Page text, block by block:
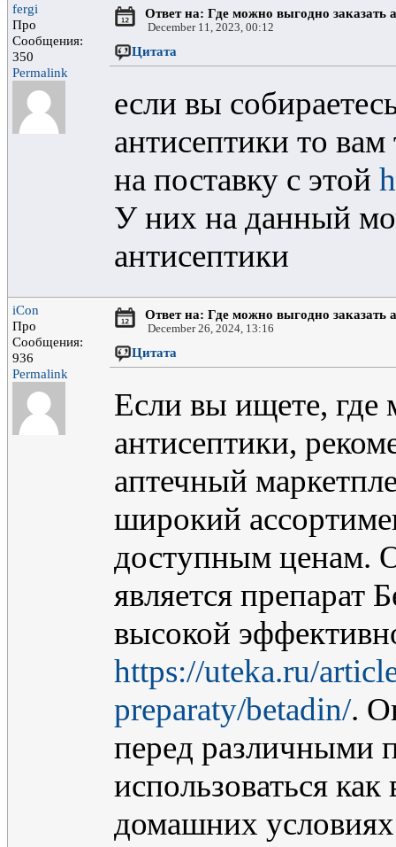
fergi
Про
Сообщения:
350
Permalink
Ответ на: Где можно выгодно заказать
December 11, 2023, 00:12
Цитата
если вы
антисептики то
на поставку с этой
У них на данный
антисептики
iCon
Про
Сообщения:
936
Permalink
Ответ на: Где можно выгодно заказать
December 26, 2024, 13:16
Цитата
Если вы ищете, где
антисептики,
аптечный
широкий
доступным ценам.
является препарат
высокой
https://uteka.ru/
preparaty/betadin/.
перед различными
использоваться
домашних